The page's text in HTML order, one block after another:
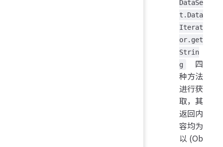
DataSe
t.Data
Iterat
or.get
Strin
g
四
种方法
进行获
取，其
返回内
容均为
以 (Ob